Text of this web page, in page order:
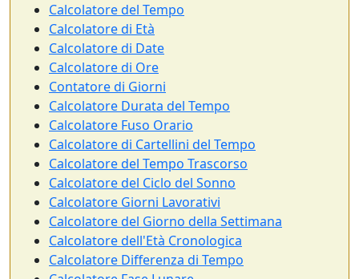
Calcolatore del Tempo
Calcolatore di Età
Calcolatore di Date
Calcolatore di Ore
Contatore di Giorni
Calcolatore Durata del Tempo
Calcolatore Fuso Orario
Calcolatore di Cartellini del Tempo
Calcolatore del Tempo Trascorso
Calcolatore del Ciclo del Sonno
Calcolatore Giorni Lavorativi
Calcolatore del Giorno della Settimana
Calcolatore dell'Età Cronologica
Calcolatore Differenza di Tempo